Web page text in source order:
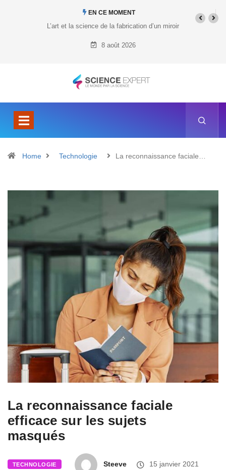
EN CE MOMENT
Quel est le prix du Tesla Cybertruck ?
8 août 2026
Home Technologie La reconnaissance faciale…
La reconnaissance faciale
efficace sur les sujets
masqués
TECHNOLOGIE Steeve 15 janvier 2021